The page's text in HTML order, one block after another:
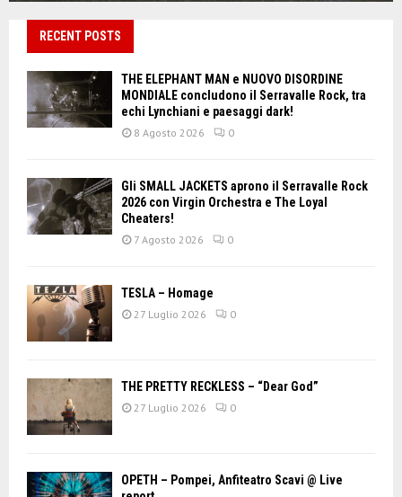
RECENT POSTS
THE ELEPHANT MAN e NUOVO DISORDINE
MONDIALE concludono il Serravalle Rock, tra
echi Lynchiani e paesaggi dark!
8 Agosto 2026 0
Gli SMALL JACKETS aprono il Serravalle Rock
2026 con Virgin Orchestra e The Loyal
Cheaters!
7 Agosto 2026 0
TESLA – Homage
27 Luglio 2026 0
THE PRETTY RECKLESS – “Dear God”
27 Luglio 2026 0
OPETH – Pompei, Anfiteatro Scavi @ Live